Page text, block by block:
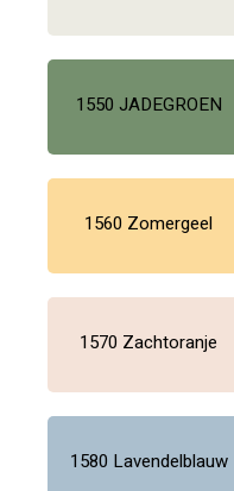
1550 JADEGROEN
1560 Zomergeel
1570 Zachtoranje
1580 Lavendelblauw